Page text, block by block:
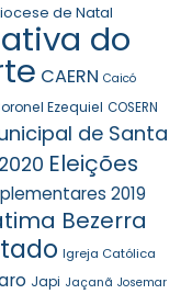
de Natal
do
CAERN Caicó
Ezequiel COSERN
de Santa
Eleições
2019
Bezerra
Igreja Católica
Japi Jaçanã Josemar